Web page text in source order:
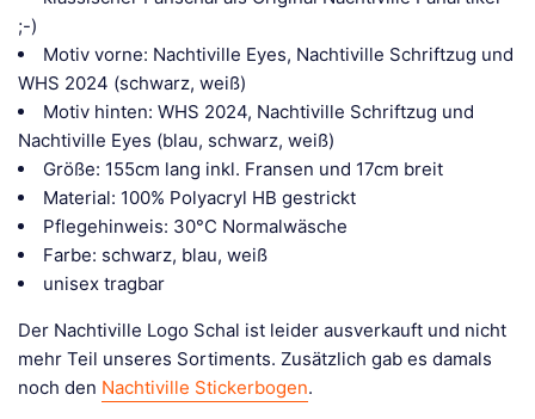
;-)
Motiv vorne: Nachtiville Eyes, Nachtiville Schriftzug und
WHS 2024 (schwarz, weiß)
Motiv hinten: WHS 2024, Nachtiville Schriftzug und
Nachtiville Eyes (blau, schwarz, weiß)
Größe: 155cm lang inkl. Fransen und 17cm breit
Material: 100% Polyacryl HB gestrickt
Pflegehinweis: 30°C Normalwäsche
Farbe: schwarz, blau, weiß
unisex tragbar
Der Nachtiville Logo Schal ist leider ausverkauft und nicht
mehr Teil unseres Sortiments. Zusätzlich gab es damals
noch den Nachtiville Stickerbogen.